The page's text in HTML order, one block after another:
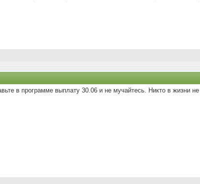
в программе выплату 30.06 и не мучайтесь. Никто в жизни